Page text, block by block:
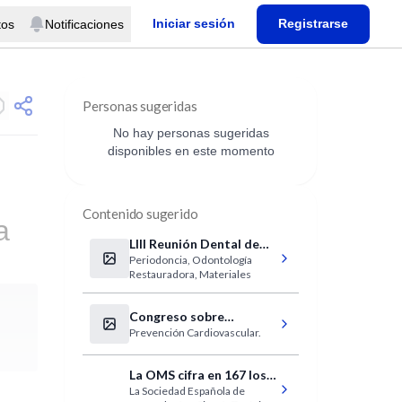
Notificaciones Iniciar sesión Registrarse
Personas sugeridas
No hay personas sugeridas
disponibles en este momento
Contenido sugerido
LIII Reunión Dental de
Provincia
Periodoncia, Odontología
Restauradora, Materiales
Congreso sobre
Rehabilitación
Cardiovascular.
Prevención Cardiovascular.
La OMS cifra en 167 los
casos sospechosos de
La Sociedad Española de